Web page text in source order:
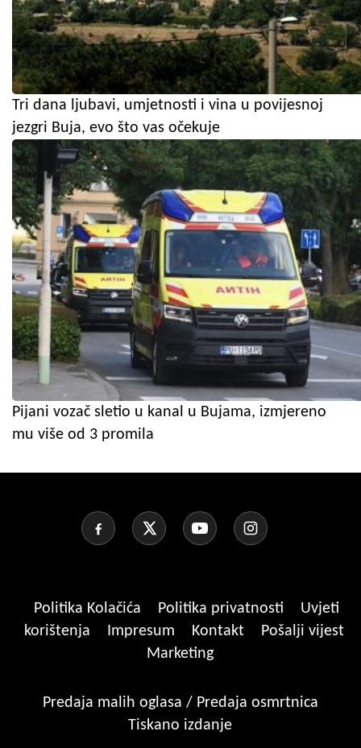
Tri dana ljubavi, umjetnosti i vina u povijesnoj
jezgri Buja, evo što vas očekuje
Pijani vozač sletio u kanal u Bujama, izmjereno
mu više od 3 promila
Politika Kolačića Politika privatnosti
Uvjeti
korištenja
Impresum Kontakt
Pošalji vijest
Marketing
Predaja malih oglasa / Predaja osmrtnica
Tiskano izdanje